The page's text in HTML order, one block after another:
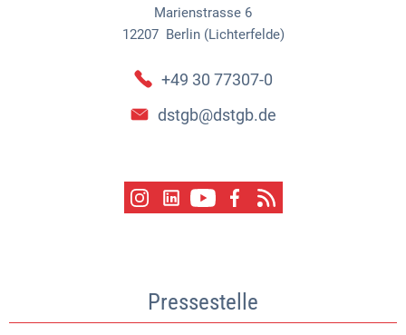
Marienstrasse 6
12207 Berlin (Lichterfelde)
+49 30 77307-0
dstgb@dstgb.de
Pressestelle